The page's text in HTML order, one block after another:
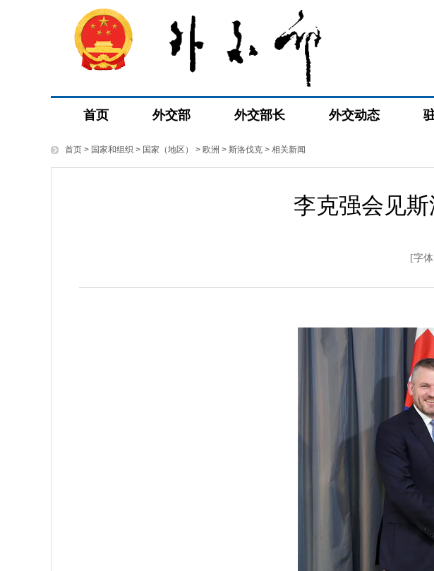
首页 外交部 外交部长 外交动态
首页 > 国家和组织 > 国家（地区） > 欧洲 > 斯洛伐克 > 相关新闻
李克强会见
[字体